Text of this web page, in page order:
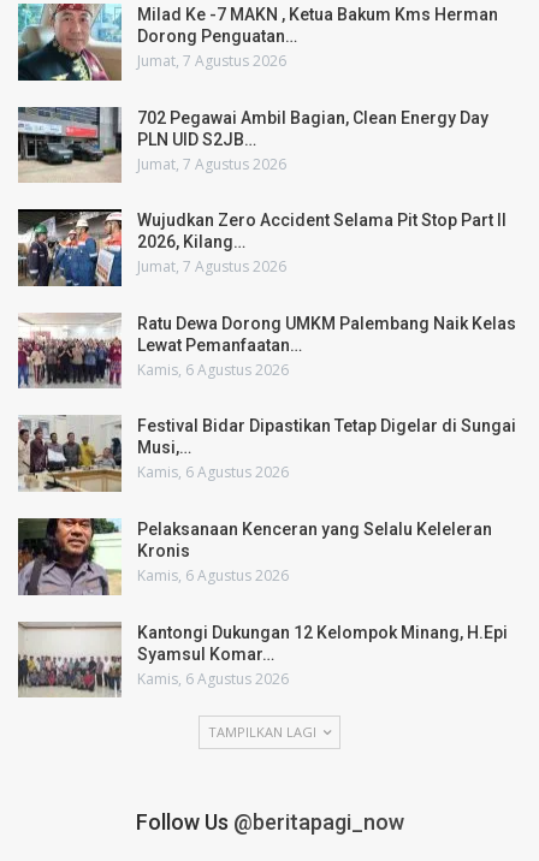
Milad Ke -7 MAKN , Ketua Bakum Kms Herman
Dorong Penguatan…
Jumat, 7 Agustus 2026
702 Pegawai Ambil Bagian, Clean Energy Day
PLN UID S2JB…
Jumat, 7 Agustus 2026
Wujudkan Zero Accident Selama Pit Stop Part II
2026, Kilang…
Jumat, 7 Agustus 2026
Ratu Dewa Dorong UMKM Palembang Naik Kelas
Lewat Pemanfaatan…
Kamis, 6 Agustus 2026
Festival Bidar Dipastikan Tetap Digelar di Sungai
Musi,…
Kamis, 6 Agustus 2026
Pelaksanaan Kenceran yang Selalu Keleleran
Kronis
Kamis, 6 Agustus 2026
Kantongi Dukungan 12 Kelompok Minang, H.Epi
Syamsul Komar…
Kamis, 6 Agustus 2026
TAMPILKAN LAGI
Follow Us @beritapagi_now